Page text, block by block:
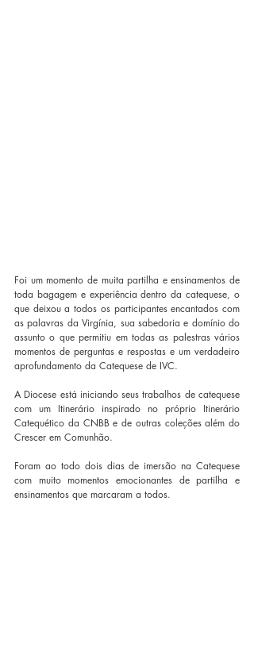
Foi um momento de muita partilha e ensinamentos de
toda bagagem e experiência dentro da catequese, o
que deixou a todos os participantes encantados com
as palavras da Virgínia, sua sabedoria e domínio do
assunto o que permitiu em todas as palestras vários
momentos de perguntas e respostas e um verdadeiro
aprofundamento da Catequese de IVC.
A Diocese está iniciando seus trabalhos de catequese
com um Itinerário inspirado no próprio Itinerário
Catequético da CNBB e de outras coleções além do
Crescer em Comunhão.
Foram ao todo dois dias de imersão na Catequese
com muito momentos emocionantes de partilha e
ensinamentos que marcaram a todos.